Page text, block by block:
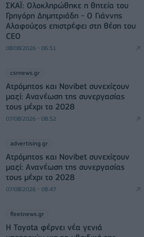
ΣΚΑΪ: Ολοκληρώθηκε η θητεία του
Γρηγόρη Δημητριάδη - Ο Γιάννης
Αλαφούζος επιστρέφει στη θέση του
CEO
08/08/2026 - 06:51
csrnews.gr
Ατρόμητος και Novibet συνεχίζουν
μαζί: Ανανέωση της συνεργασίας
τους μέχρι το 2028
07/08/2026 - 08:52
advertising.gr
Ατρόμητος και Novibet συνεχίζουν
μαζί: Ανανέωση της συνεργασίας
τους μέχρι το 2028
07/08/2026 - 08:47
fleetnews.gr
Η Toyota φέρνει νέα γενιά